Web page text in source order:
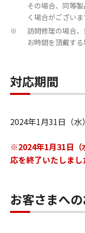
その場合、同等
く場合がございま
※
訪問修理の場合
お時間を頂戴す
対応期間
2024年1月31日（
※2024年1月31日（
応を終了いたしまし
お客さまへ